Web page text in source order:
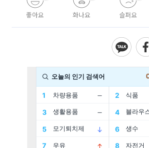
좋아요 화나요 슬퍼요